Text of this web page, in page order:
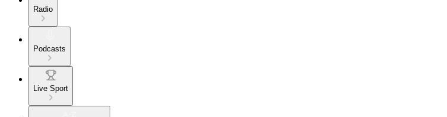
Radio
Podcasts
Live Sport